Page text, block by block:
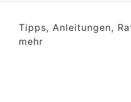
Tipps, Anleitungen,
mehr